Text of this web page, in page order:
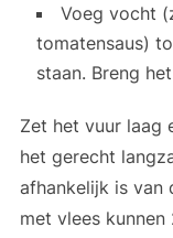
Voeg vocht
tomatensaus)
staan. Breng
Zet het vuur laag
het gerecht
afhankelijk is van
met vlees